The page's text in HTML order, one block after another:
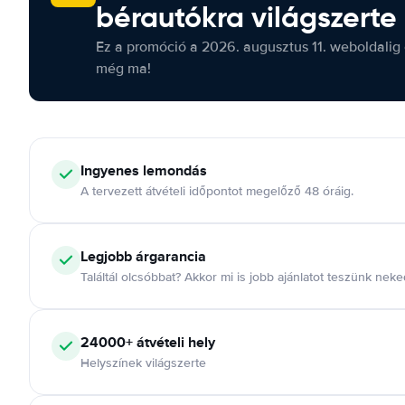
bérautókra világszerte
Ez a promóció a 2026. augusztus 11.
még ma!
Ingyenes lemondás
A tervezett átvételi időpontot megelőző 48 óráig.
Legjobb árgarancia
Találtál olcsóbbat? Akkor mi is jobb ajánlatot teszünk
24000+ átvételi hely
Helyszínek világszerte